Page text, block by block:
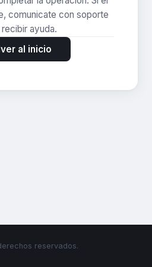
comunicate con soporte
recibir ayuda.
al inicio
reservados.